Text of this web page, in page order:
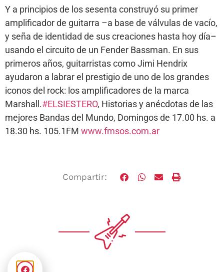
Y a principios de los sesenta construyó su primer
amplificador de guitarra –a base de válvulas de vacío,
y seña de identidad de sus creaciones hasta hoy día–
usando el circuito de un Fender Bassman. En sus
primeros años, guitarristas como Jimi Hendrix
ayudaron a labrar el prestigio de uno de los grandes
iconos del rock: los amplificadores de la marca
Marshall.#ELSIESTERO, Historias y anécdotas de las
mejores Bandas del Mundo, Domingos de 17.00 hs. a
18.30 hs. 105.1FM www.fmsos.com.ar
Compartir: